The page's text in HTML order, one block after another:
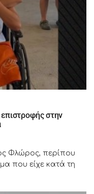
στην
Φλώρος, περίπου
που είχε κατά τη